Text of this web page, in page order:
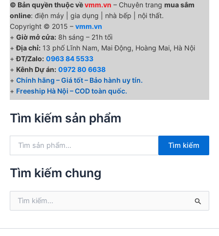
© Bản quyền thuộc vềvmm.vn – Chuyên trang mua sắm
online: điện máy | gia dụng | nhà bếp | nội thất.
Copyright © 2015 – vmm.vn
+ Giờ mở cửa: 8h sáng – 21h tối
+Địa chỉ: 13 phố Lĩnh Nam, Mai Động, Hoàng Mai, Hà Nội
+ĐT/Zalo: 0963 84 5533
+ Kênh Dự án: 0972 80 6638
+ Chính hãng – Giá tốt – Bảo hành uy tín.
+ Freeship Hà Nội – COD toàn quốc.
Tìm kiếm sản phẩm
k
:
Tìm kiếm
Tìm kiếm chung